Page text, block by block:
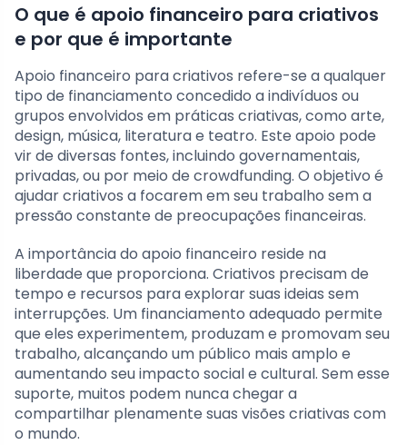
O que é apoio financeiro para criativos
e por que é importante
Apoio financeiro para criativos refere-se a qualquer
tipo de financiamento concedido a indivíduos ou
grupos envolvidos em práticas criativas, como arte,
design, música, literatura e teatro. Este apoio pode
vir de diversas fontes, incluindo governamentais,
privadas, ou por meio de crowdfunding. O objetivo é
ajudar criativos a focarem em seu trabalho sem a
pressão constante de preocupações financeiras.
A importância do apoio financeiro reside na
liberdade que proporciona. Criativos precisam de
tempo e recursos para explorar suas ideias sem
interrupções. Um financiamento adequado permite
que eles experimentem, produzam e promovam seu
trabalho, alcançando um público mais amplo e
aumentando seu impacto social e cultural. Sem esse
suporte, muitos podem nunca chegar a
compartilhar plenamente suas visões criativas com
o mundo.